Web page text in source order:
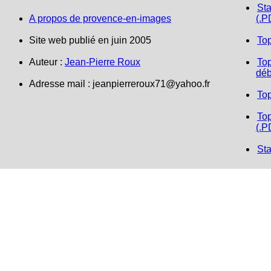
A propos de provence-en-images
Site web publié en juin 2005
Auteur : Jean-Pierre Roux
Adresse mail : jeanpierreroux71@yahoo.fr